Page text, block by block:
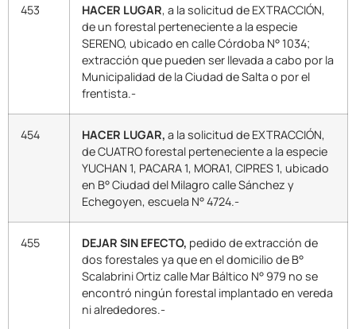
453 HACER LUGAR, a la solicitud de EXTRACCIÓN,
de un forestal perteneciente a la especie
SERENO, ubicado en calle Córdoba N° 1034;
extracción que pueden ser llevada a cabo por la
Municipalidad de la Ciudad de Salta o por el
frentista.-
454 HACER LUGAR, a la solicitud de EXTRACCIÓN,
de CUATRO forestal perteneciente a la especie
YUCHAN 1, PACARA 1, MORA1, CIPRES 1, ubicado
en B° Ciudad del Milagro calle Sánchez y
Echegoyen, escuela N° 4724.-
455 DEJAR SIN EFECTO, pedido de extracción de
dos forestales ya que en el domicilio de B°
Scalabrini Ortiz calle Mar Báltico N° 979 no se
encontró ningún forestal implantado en vereda
ni alrededores.-